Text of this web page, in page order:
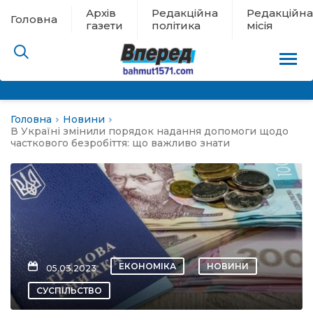
Головна
Архів
газети
Редакційна
політика
Редакційна
місія
евакуації
новини
Головна
Новини
В Україні змінили порядок надання допомоги щодо
часткового безробіття: що важливо знати
05.03.2023 ЕКОНОМІКА НОВИНИ
СУСПІЛЬСТВО